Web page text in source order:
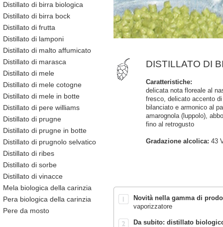
Distillato di birra biologica
Distillato di birra bock
Distillato di frutta
Distillato di lamponi
Distillato di malto affumicato
Distillato di marasca
Distillato di mele
Distillato di mele cotogne
Distillato di mele in botte
Distillato di pere williams
Distillato di prugne
Distillato di prugne in botte
Distillato di prugnolo selvatico
Distillato di ribes
Distillato di sorbe
Distillato di vinacce
Mela biologica della carinzia
Pera biologica della carinzia
Pere da mosto
DISTILLATO DI
Caratteristiche:
delicata nota floreale al
fresco, delicato accento
bilanciato e armonico al
amarognola (luppolo),
fino al retrogusto
Gradazione alcolica: 43
Novità nella gamma di
vaporizzatore
Da subito: distillato